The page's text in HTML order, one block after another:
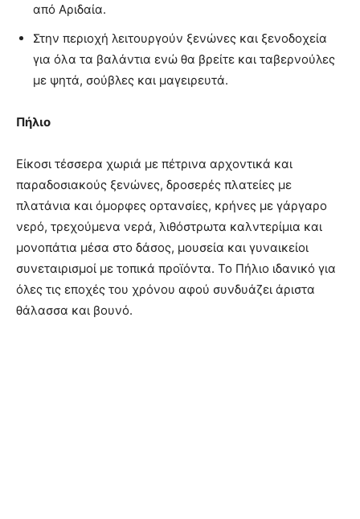
από Αριδαία.
Στην περιοχή λειτουργούν ξενώνες και ξενοδοχεία
για όλα τα βαλάντια ενώ θα βρείτε και ταβερνούλες
με ψητά, σούβλες και μαγειρευτά.
Πήλιο
Είκοσι τέσσερα χωριά με πέτρινα αρχοντικά και
παραδοσιακούς ξενώνες, δροσερές πλατείες με
πλατάνια και όμορφες ορτανσίες, κρήνες με γάργαρο
νερό, τρεχούμενα νερά, λιθόστρωτα καλντερίμια και
μονοπάτια μέσα στο δάσος, μουσεία και γυναικείοι
συνεταιρισμοί με τοπικά προϊόντα. Το Πήλιο ιδανικό για
όλες τις εποχές του χρόνου αφού συνδυάζει άριστα
θάλασσα και βουνό.